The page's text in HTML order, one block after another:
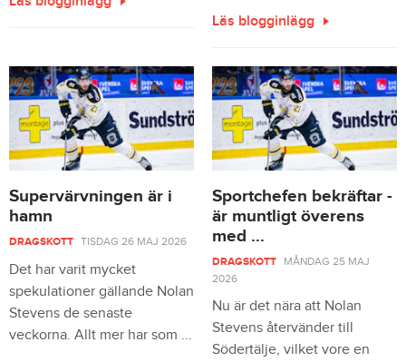
Läs blogginlägg
Supervärvningen är i
hamn
DRAGSKOTT TISDAG 26 MAJ 2026
Det har varit mycket
spekulationer gällande Nolan
Stevens de senaste
veckorna. Allt mer har som ...
Sportchefen bekräftar -
är muntligt överens
med ...
DRAGSKOTT
MÅNDAG 25 MAJ
2026
Nu är det nära att Nolan
Stevens återvänder till
Södertälje, vilket vore en